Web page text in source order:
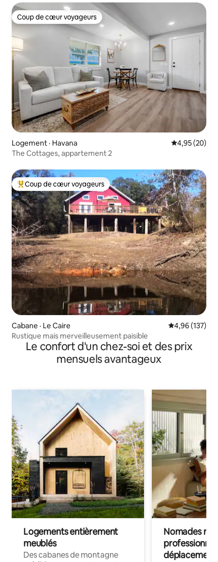
Coup de cœur voyageurs
Coup de cœur voyageurs
Logement · Havana Note
4,95 (20)
The Cottages, appartement 2
Coup de cœur voyageurs parmi les plus aimés
Coup de cœur voyageurs
Cabane · Le Caire Note
4,96 (137)
Rustique mais merveilleusement paisible
Le confort d'un chez-soi et des prix
mensuels avantageux
Logements entièrement
meublés
Des cabanes de montagne
Nomades
déplacement